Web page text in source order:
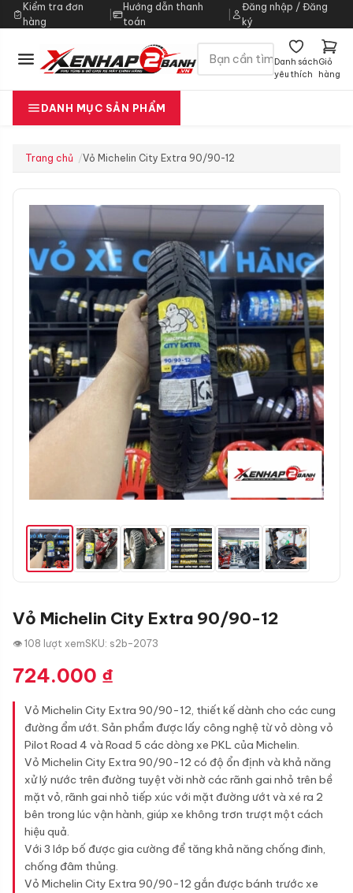
Kiểm tra đơn
hàng
|
Hướng dẫn thanh
toán
Đăng nhập / Đăng
ký
Danh sách
yêu thích
Giỏ
hàng
DANH MỤC SẢN PHẨM
Trang chủ Vỏ Michelin City Extra 90/90-12
Vỏ Michelin City Extra 90/90-12
👁 108 lượt xemSKU: s2b-2073
724.000 ₫
Vỏ Michelin City Extra 90/90-12, thiết kế dành cho các cung
đường ẩm ướt. Sản phẩm được lấy công nghệ từ vỏ dòng vỏ
Pilot Road 4 và Road 5 các dòng xe PKL của Michelin.
Vỏ Michelin City Extra 90/90-12 có độ ổn định và khả năng
xử lý nước trên đường tuyệt vời nhờ các rãnh gai nhỏ trên bề
mặt vỏ, rãnh gai nhỏ tiếp xúc với mặt đường ướt và xé ra 2
bên trong lúc vận hành, giúp xe không trơn trượt một cách
hiệu quả.
Với 3 lớp bố được gia cường để tăng khả năng chống đinh,
chống đâm thủng.
Vỏ Michelin City Extra 90/90-12 gắn được bánh trước xe